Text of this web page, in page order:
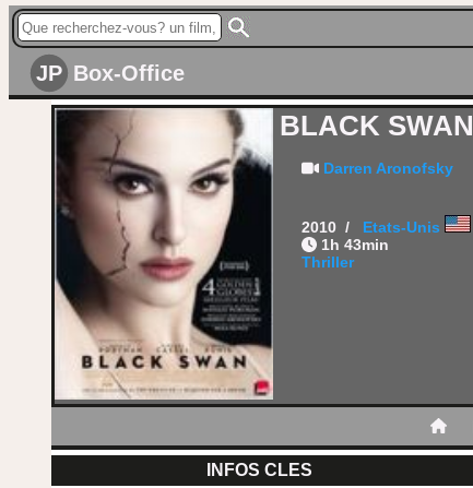
JP Box-Office
BLACK SWAN
Darren Aronofsky
2010 / Etats-Unis
1h 43min
Thriller
INFOS CLES